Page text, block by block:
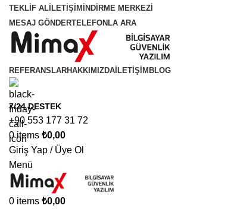
TEKLİF AL İLETİŞİM İNDİRME MERKEZİ
MESAJ GÖNDERTELEFONLA ARA
REFERANSLARHAKKIMIZDA İLETIŞIM BLOG
7/24 DESTEK
+90 553 177 31 72
0items ₺0,00
Giriş Yap / Üye Ol
Menü
0 items ₺0,00